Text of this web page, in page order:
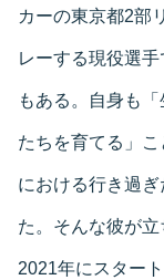
カーの東京都2部
レーする現役選
もある。自身も
たちを育てる」
における行き過
た。そんな彼が
2021年にスター